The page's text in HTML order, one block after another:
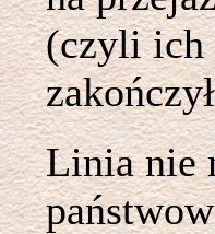
(czyli ich
Linia nie